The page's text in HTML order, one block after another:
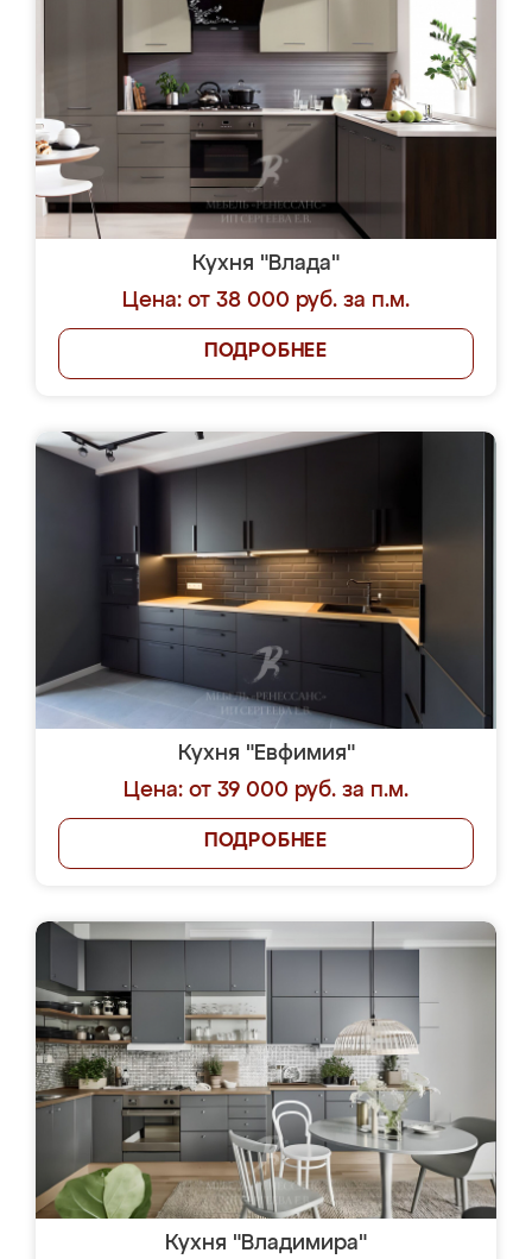
Кухня "Влада"
Цена: от 38 000 руб. за п.м.
ПОДРОБНЕЕ
Кухня "Евфимия"
Цена: от 39 000 руб. за п.м.
ПОДРОБНЕЕ
Кухня "Владимира"